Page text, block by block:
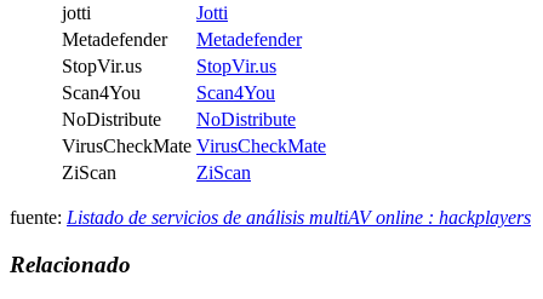
jotti
Jotti
Metadefender
Metadefender
StopVir.us
StopVir.us
Scan4You
Scan4You
NoDistribute
NoDistribute
VirusCheckMate VirusCheckMate
ZiScan
ZiScan
fuente: Listado de servicios de análisis multiAV online : hackplayers
Relacionado